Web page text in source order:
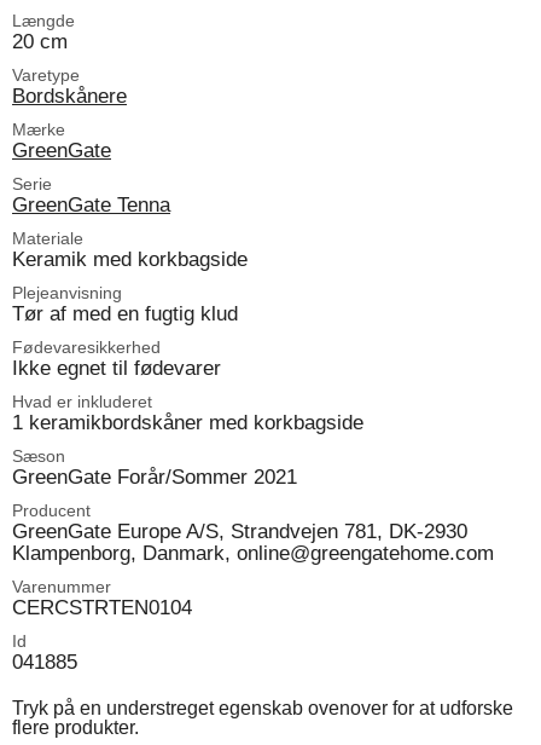
Længde
20 cm
Varetype
Bordskånere
Mærke
GreenGate
Serie
GreenGate Tenna
Materiale
Keramik med korkbagside
Plejeanvisning
Tør af med en fugtig klud
Fødevaresikkerhed
Ikke egnet til fødevarer
Hvad er inkluderet
1 keramikbordskåner med korkbagside
Sæson
GreenGate Forår/Sommer 2021
Producent
GreenGate Europe A/S, Strandvejen 781, DK-2930
Klampenborg, Danmark, online@greengatehome.com
Varenummer
CERCSTRTEN0104
Id
041885
Tryk på en understreget egenskab ovenover for at udforske
flere produkter.